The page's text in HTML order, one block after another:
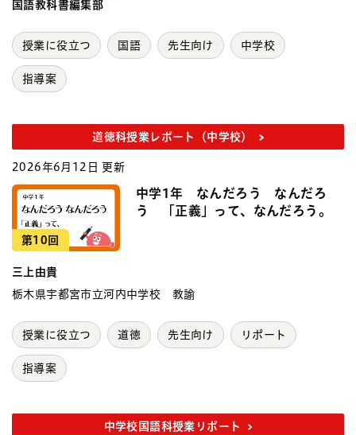
国語教科書編集部
授業に役立つ 国語 先生向け 中学校
指導案
道徳科授業レポート（中学校）
2026年6月12日 更新
第10回
中学1年 なんだろう なんだろ
う 「正義」って、なんだろう。
三上由貴
栃木県宇都宮市立河内中学校 教諭
授業に役立つ 道徳 先生向け リポート
指導案
中学校国語科授業リポート